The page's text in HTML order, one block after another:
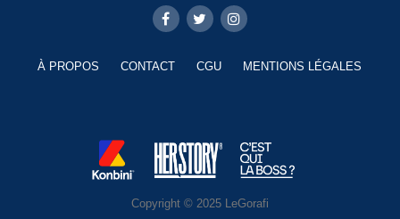
À PROPOS CONTACT CGU MENTIONS LÉGALES
Copyright © 2025 LeGorafi